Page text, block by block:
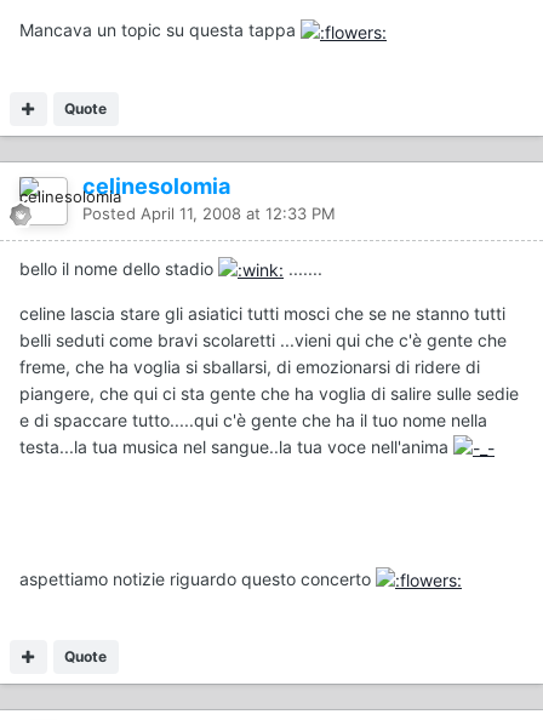
Mancava un topic su questa tappa
Quote
celinesolomia
Posted April 11, 2008 at 12:33 PM
bello il nome dello stadio .......
celine lascia stare gli asiatici tutti mosci che se ne stanno tutti
belli seduti come bravi scolaretti ...vieni qui che c'è gente che
freme, che ha voglia si sballarsi, di emozionarsi di ridere di
piangere, che qui ci sta gente che ha voglia di salire sulle sedie
e di spaccare tutto.....qui c'è gente che ha il tuo nome nella
testa...la tua musica nel sangue..la tua voce nell'anima
aspettiamo notizie riguardo questo concerto
Quote